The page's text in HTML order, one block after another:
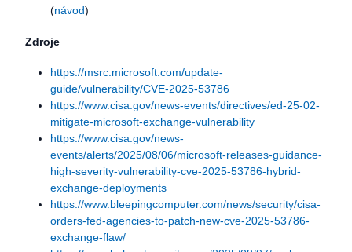
(návod)
Zdroje
https://msrc.microsoft.com/update-
guide/vulnerability/CVE-2025-53786
https://www.cisa.gov/news-events/directives/ed-25-02-
mitigate-microsoft-exchange-vulnerability
https://www.cisa.gov/news-
events/alerts/2025/08/06/microsoft-releases-guidance-
high-severity-vulnerability-cve-2025-53786-hybrid-
exchange-deployments
https://www.bleepingcomputer.com/news/security/cisa-
orders-fed-agencies-to-patch-new-cve-2025-53786-
exchange-flaw/